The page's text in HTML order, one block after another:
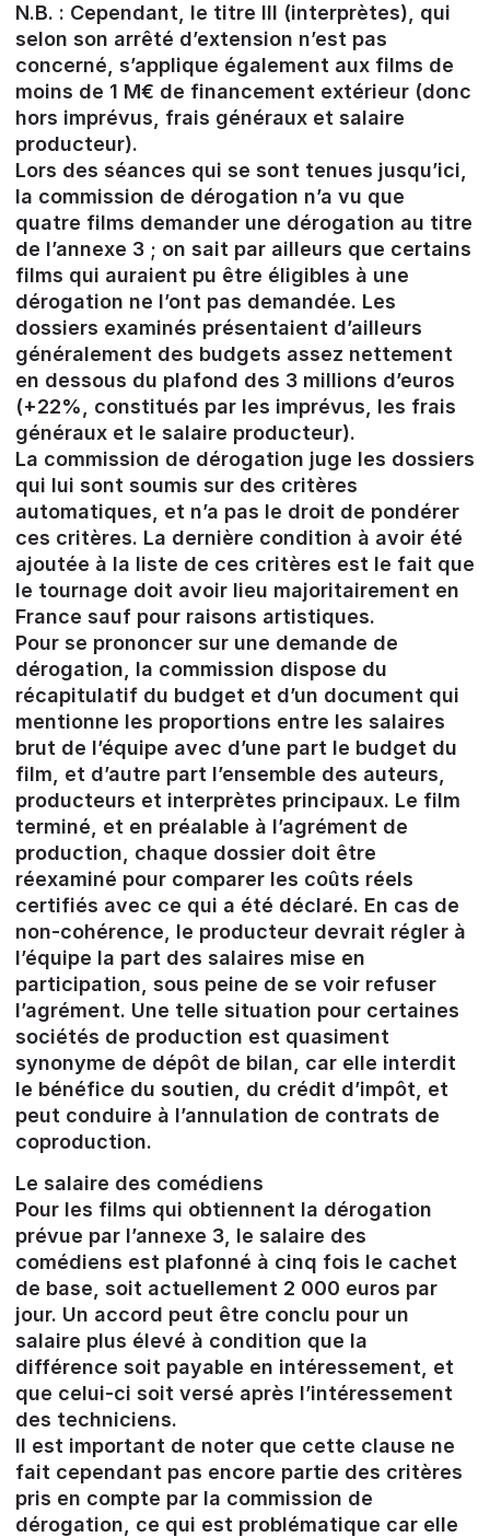
N.B. : Cependant, le titre III (interprètes), qui
selon son arrêté d’extension n’est pas
concerné, s’applique également aux films de
moins de 1 M€ de financement extérieur (donc
hors imprévus, frais généraux et salaire
producteur).
Lors des séances qui se sont tenues jusqu’ici,
la commission de dérogation n’a vu que
quatre films demander une dérogation au titre
de l’annexe 3 ; on sait par ailleurs que certains
films qui auraient pu être éligibles à une
dérogation ne l’ont pas demandée. Les
dossiers examinés présentaient d’ailleurs
généralement des budgets assez nettement
en dessous du plafond des 3 millions d’euros
(+22%, constitués par les imprévus, les frais
généraux et le salaire producteur).
La commission de dérogation juge les dossiers
qui lui sont soumis sur des critères
automatiques, et n’a pas le droit de pondérer
ces critères. La dernière condition à avoir été
ajoutée à la liste de ces critères est le fait que
le tournage doit avoir lieu majoritairement en
France sauf pour raisons artistiques.
Pour se prononcer sur une demande de
dérogation, la commission dispose du
récapitulatif du budget et d’un document qui
mentionne les proportions entre les salaires
brut de l’équipe avec d’une part le budget du
film, et d’autre part l’ensemble des auteurs,
producteurs et interprètes principaux. Le film
terminé, et en préalable à l’agrément de
production, chaque dossier doit être
réexaminé pour comparer les coûts réels
certifiés avec ce qui a été déclaré. En cas de
non-cohérence, le producteur devrait régler à
l’équipe la part des salaires mise en
participation, sous peine de se voir refuser
l’agrément. Une telle situation pour certaines
sociétés de production est quasiment
synonyme de dépôt de bilan, car elle interdit
le bénéfice du soutien, du crédit d’impôt, et
peut conduire à l’annulation de contrats de
coproduction.
Le salaire des comédiens
Pour les films qui obtiennent la dérogation
prévue par l’annexe 3, le salaire des
comédiens est plafonné à cinq fois le cachet
de base, soit actuellement 2 000 euros par
jour. Un accord peut être conclu pour un
salaire plus élevé à condition que la
différence soit payable en intéressement, et
que celui-ci soit versé après l’intéressement
des techniciens.
Il est important de noter que cette clause ne
fait cependant pas encore partie des critères
pris en compte par la commission de
dérogation, ce qui est problématique car elle